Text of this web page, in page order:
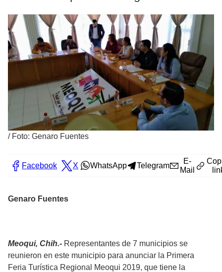
/ Foto: Genaro Fuentes
Facebook X WhatsApp Telegram
E-
Mail
Genaro Fuentes
Meoqui, Chih.- Representantes de 7 municipios se
reunieron en este municipio para anunciar la Primera
Feria Turística Regional Meoqui 2019, que tiene la